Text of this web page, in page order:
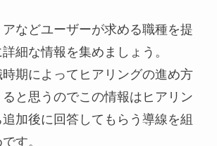
などユーザーが求める職種を提
細な情報を集めましょう。
期によってヒアリングの進め方
と思うのでこの情報はヒアリン
加後に回答してもらう導線を組
す。